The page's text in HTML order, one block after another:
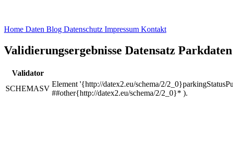
Home Daten Blog Datenschutz Impressum Kontakt
Validierungsergebnisse Datensatz
Validator
SCHEMASV
Element '{http://datex2.eu/schema/2/
##other{http://datex2.eu/schema/2/2_0}* ).